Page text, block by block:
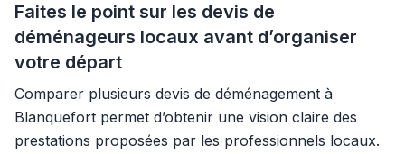
Faites le point sur les devis de
déménageurs locaux avant d’organiser
votre départ
Comparer plusieurs devis de déménagement à
Blanquefort permet d’obtenir une vision claire des
prestations proposées par les professionnels locaux.